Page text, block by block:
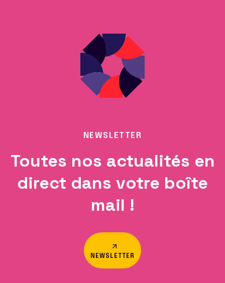
NEWSLETTER
Toutes nos actualités en
direct dans votre boîte
mail !
NEWSLETTER